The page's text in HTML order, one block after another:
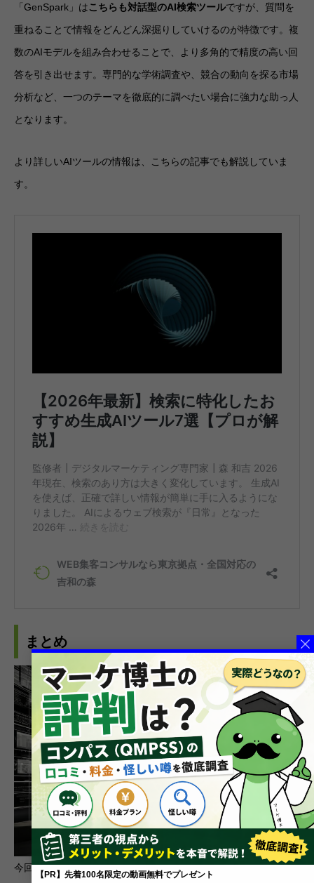
「GenSpark」はこちらも対話型のAI検索ツールですが、質問を
重ねることで情報をどんどん深掘りしていけるのが特徴です。複
数のAIモデルを組み合わせることで、より多角的で精度の高い回
答を引き出せます。専門的な学術調査や、競合の動向を探る市場
分析など、一つのテーマを徹底的に調べたい場合に強力な助っ人
となります。
より詳しいAIツールの情報は、こちらの記事でも解説していま
す。
まとめ
今回は、AIの最新情報を効率的にキャッチアップするためのおす
【PR】先着100名限定の動画無料でプレゼント